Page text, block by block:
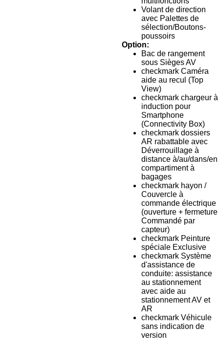
Volant de direction
avec Palettes de
sélection/Boutons-
poussoirs
Option:
Bac de rangement
sous Sièges AV
checkmark Caméra
aide au recul (Top
View)
checkmark chargeur à
induction pour
Smartphone
(Connectivity Box)
checkmark dossiers
AR rabattable avec
Déverrouillage à
distance à/au/dans/en
compartiment à
bagages
checkmark hayon /
Couvercle à
commande électrique
(ouverture + fermeture
Commandé par
capteur)
checkmark Peinture
spéciale Exclusive
checkmark Système
d'assistance de
conduite: assistance
au stationnement
avec aide au
stationnement AV et
AR
checkmark Véhicule
sans indication de
version